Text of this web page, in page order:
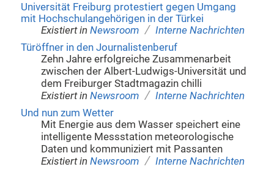
Universität Freiburg protestiert gegen Umgang
mit Hochschulangehörigen in der Türkei
Existiert in Newsroom / Interne Nachrichten
Türöffner in den Journalistenberuf
Zehn Jahre erfolgreiche Zusammenarbeit
zwischen der Albert-Ludwigs-Universität und
dem Freiburger Stadtmagazin chilli
Existiert in Newsroom / Interne Nachrichten
Und nun zum Wetter
Mit Energie aus dem Wasser speichert eine
intelligente Messstation meteorologische
Daten und kommuniziert mit Passanten
Existiert in Newsroom / Interne Nachrichten